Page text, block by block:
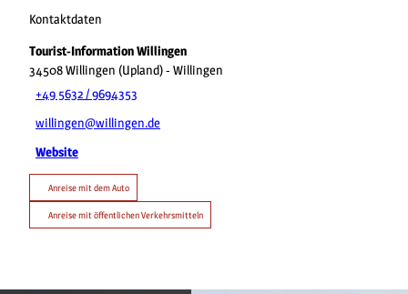
Kontaktdaten
Tourist-Information Willingen
34508Willingen (Upland)- Willingen
+49 5632 / 9694353
willingen@willingen.de
Website
Anreise mit dem Auto
Anreise mit öffentlichen Verkehrsmitteln